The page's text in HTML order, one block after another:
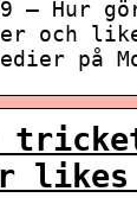
— Hur
och
på
likes